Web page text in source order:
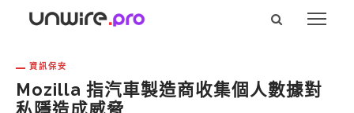
資訊保安
Mozilla 指汽車製造商收集個人數據對